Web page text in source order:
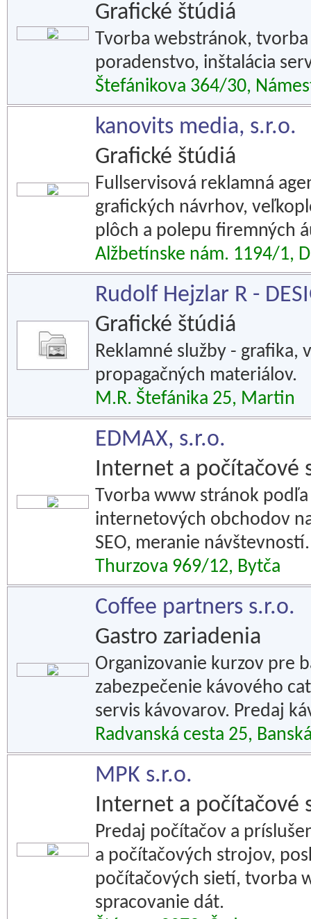
Grafické štúdiá
Tvorba webstránok,
poradenstvo, inštalácia
Štefánikova 364/30,
kanovits media, s.r.o.
Grafické štúdiá
Fullservisová reklamná
grafických návrhov,
plôch a polepu firemných
Alžbetínske nám. 1194/1,
Rudolf Hejzlar R -
Grafické štúdiá
Reklamné služby -
propagačných materiálov.
M.R. Štefánika 25, Martin
EDMAX, s.r.o.
Internet a počítačové
Tvorba www stránok
internetových obchodov
SEO, meranie návštevností.
Thurzova 969/12, Bytča
Coffee partners s.r.o.
Gastro zariadenia
Organizovanie kurzov pre
zabezpečenie kávového
servis kávovarov. Predaj
Radvanská cesta 25,
MPK s.r.o.
Internet a počítačové
Predaj počítačov a
a počítačových strojov,
počítačových sietí, tvorba
spracovanie dát.